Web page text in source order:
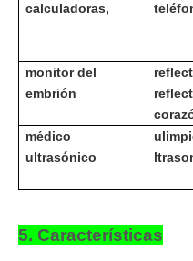
calculadoras,
monitor del
embrión
médico
ultrasónico
u
5. Características